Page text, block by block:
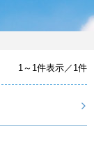
1～1件表示／1件